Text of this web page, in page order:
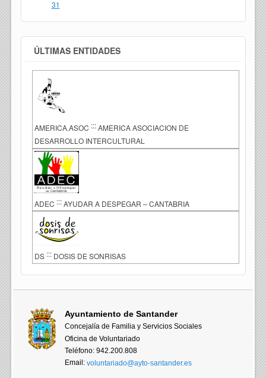
31
ÚLTIMAS ENTIDADES
AMERICA.ASOC ::: AMERICA ASOCIACION DE
DESARROLLO INTERCULTURAL
ADEC ::: AYUDAR A DESPEGAR – CANTABRIA
DS ::: DOSIS DE SONRISAS
Ayuntamiento de Santander
Concejalía de Familia y Servicios Sociales
Oficina de Voluntariado
Teléfono: 942.200.808
Email:voluntariado@ayto-santander.es